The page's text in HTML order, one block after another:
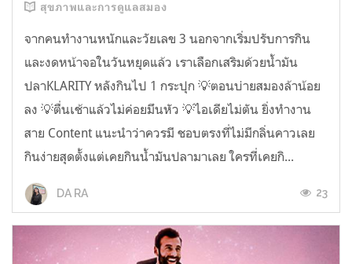
สุขภาพและการดูแลสมอง
จากคนทำงานหนักและวัยเลข 3 นอกจากเริ่มปรับการกิน
และงดหน้าจอในวันหยุดแล้ว เราเลือกเสริมด้วยน้ำมัน
ปลาKLARITY หลังกินไป 1 กระปุก 💡ตอนบ่ายสมองล้าน้อย
ลง 💡ตื่นเช้าแล้วไม่ค่อยมึนหัว 💡ไอเดียไม่ตัน ยิ่งทำงาน
สาย Content แนะนำว่าควรมี ชอบตรงที่ไม่มีกลิ่นคาวเลย
กินง่ายสุดตั้งแต่เคยกินน้ำมันปลามาเลย ใครที่เคยกิ...
DA RA 23